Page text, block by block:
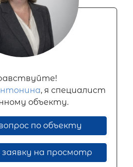
, я специалист
объекту.
по объекту
на просмотр